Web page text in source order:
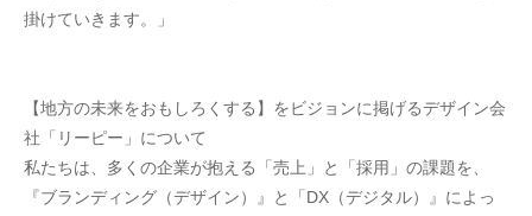
掛けていきます。」
【地方の未来をおもしろくする】をビジョンに掲げるデザイン会
社「リーピー」について
私たちは、多くの企業が抱える「売上」と「採用」の課題を、
『ブランディング（デザイン）』と「DX（デジタル）』によっ